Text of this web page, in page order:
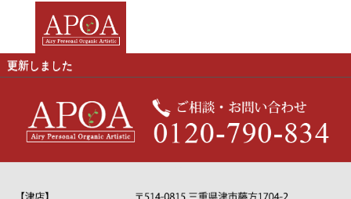
更新しました